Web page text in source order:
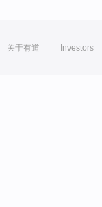
关于有道 Investors